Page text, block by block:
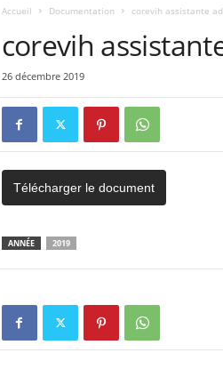
Accueil Documentation corevih assistante
corevih
26 décembre 2019
Télécharger le document
ANNÉE 2019